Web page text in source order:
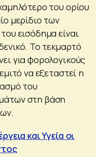
του ορίου
μερίδιο των
εισόδημα είναι
Το τεκμαρτό
για φορολογικούς
να εξεταστεί η
του
στη βάση
και Υγεία οι